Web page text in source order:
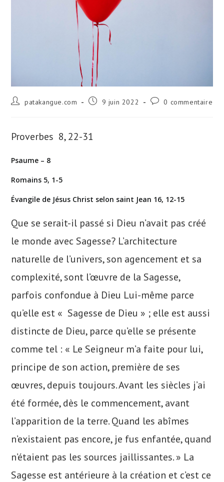
Auteur/autrice
patakangue.com
Publication
9 juin 2022
Commentaires
0 commentaire
Proverbes 8, 22-31
Psaume – 8
Romains 5, 1-5
Évangile de Jésus Christ selon saint Jean 16, 12-15
Que se serait-il passé si Dieu n’avait pas créé
le monde avec Sagesse? L’architecture
naturelle de l’univers, son agencement et sa
complexité, sont l’œuvre de la Sagesse,
parfois confondue à Dieu Lui-même parce
qu’elle est « Sagesse de Dieu » ; elle est aussi
distincte de Dieu, parce qu’elle se présente
comme tel : « Le Seigneur m’a faite pour lui,
principe de son action, première de ses
œuvres, depuis toujours. Avant les siècles j’ai
été formée, dès le commencement, avant
l’apparition de la terre. Quand les abîmes
n’existaient pas encore, je fus enfantée, quand
n’étaient pas les sources jaillissantes. » La
Sagesse est antérieure à la création et c’est ce